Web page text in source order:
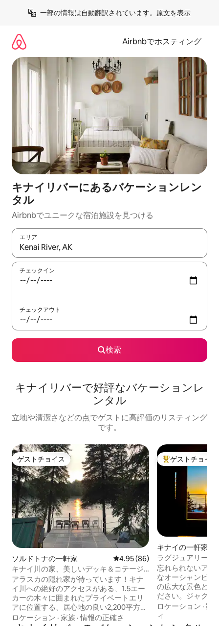
一部の情報は自動翻訳されています。 原文を表示
Airbnbでホスティング
キナイリバーにあるバケーションレン
タル
Airbnbでユニークな宿泊施設を見つける
エリア
検索結果が表示されたら、上下の矢印キーを使って移動するか
チェックイン
チェックアウト
検索
キナイリバーで好評なバケーションレ
ンタル
立地や清潔さなどの点でゲストに高評価のリスティング
です。
ゲストチョイス
ゲストチョイス
ソルドトナの一軒家 レビュー86件、5つ星中4.95つ
4.95 (86)
キナイ川の家、美しいデッキ＆コテージ
付き
アラスカの隠れ家が待っています！キナ
イ川への絶好のアクセスがある、1.5エー
カーの木々に囲まれたプライベートエリ
アに位置する、居心地の良い2,200平方フ
ィートの田舎の家でくつろぎましょう。
ロケーション · 家族 ·情報の正確さ
大好評のゲスト
ゲストチョイス
キナイの一軒家
ラグジュアリーな
隠れ家 | ジャグジ
忘れられないアラ
なオーシャンビュ
の広大な景色と火
ださい。ジャグジ
ォークインシャ
面台を備えたス
リラックスしま
ロケーション ·家
ィ